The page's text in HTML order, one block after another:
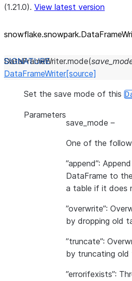
(1.21.0). View latest version
DataFrameWriter.mode(
DataFrameWriter[source]
Set the save mode of this
Parameters
save_mode –
One of the
”append”:
DataFrame to
a table if it does
”overwrite”:
by dropping old
”truncate”:
by truncating old
”errorifexists”: